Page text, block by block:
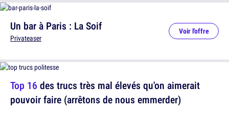
Top 16 des trucs très mal élevés qu'on aimerait
pouvoir faire (arrêtons de nous emmerder)
Un bar à Paris : La Soif
Privateaser
Voir l'offre